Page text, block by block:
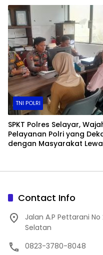
TNI POLRI
SPKT Polres Selayar,
Pelayanan Polri yang
dengan Masyarakat
Contact Info
Jalan A.P Pettarani No
Selatan
0823-3780-8048